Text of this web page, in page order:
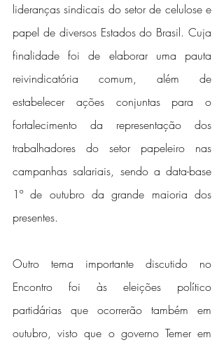
lideranças sindicais do setor de celulose e
papel de diversos Estados do Brasil. Cuja
finalidade foi de elaborar uma pauta
reivindicatória comum, além de
estabelecer ações conjuntas para o
fortalecimento da representação dos
trabalhadores do setor papeleiro nas
campanhas salariais, sendo a data-base
1º de outubro da grande maioria dos
presentes.
Outro tema importante discutido no
Encontro foi às eleições político
partidárias que ocorrerão também em
outubro, visto que o governo Temer em